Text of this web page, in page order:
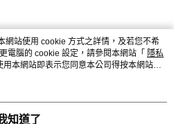
網站使用 cookie 方式之詳情，及若您不希
電腦的 cookie 設定，請參閱本網站「 隱私
用本網站即表示您同意本公司得按本網站使
知道了